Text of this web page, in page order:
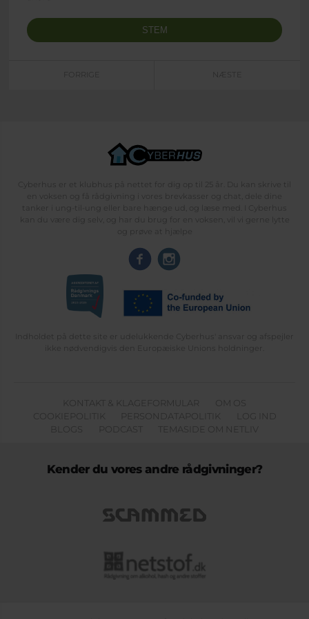
FORRIGE NÆSTE
Cyberhus er et klubhus på nettet for dig op til 25 år. Du kan skrive til
en voksen og få rådgivning i vores brevkasser og chat, dele dine
tanker i ung-til-ung eller bare hænge ud, og læse med. I Cyberhus
kan du være dig selv, og har du brug for en voksen, vil vi gerne lytte
og prøve at hjælpe
Indholdet på dette site er udelukkende Cyberhus' ansvar og afspejler
ikke nødvendigvis den Europæiske Unions holdninger.
KONTAKT & KLAGEFORMULAR
OM OS
COOKIEPOLITIK
PERSONDATAPOLITIK
LOG IND
BLOGS
PODCAST TEMASIDE OM NETLIV
Kender du vores andre rådgivninger?